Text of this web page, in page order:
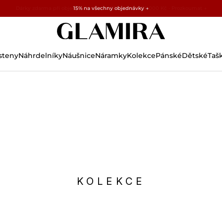
15% na všechny objednávky →
Dárky zdarma při objednávkách nad 13 000 Kč a 39 000 Kč · Prozkoumat →
✓ 60denní vrácení ✓ Zdarma úprava velikosti
NáhrdelníkyNáušniceNáramkyKolekcePánskéDětské
KOLEKCE